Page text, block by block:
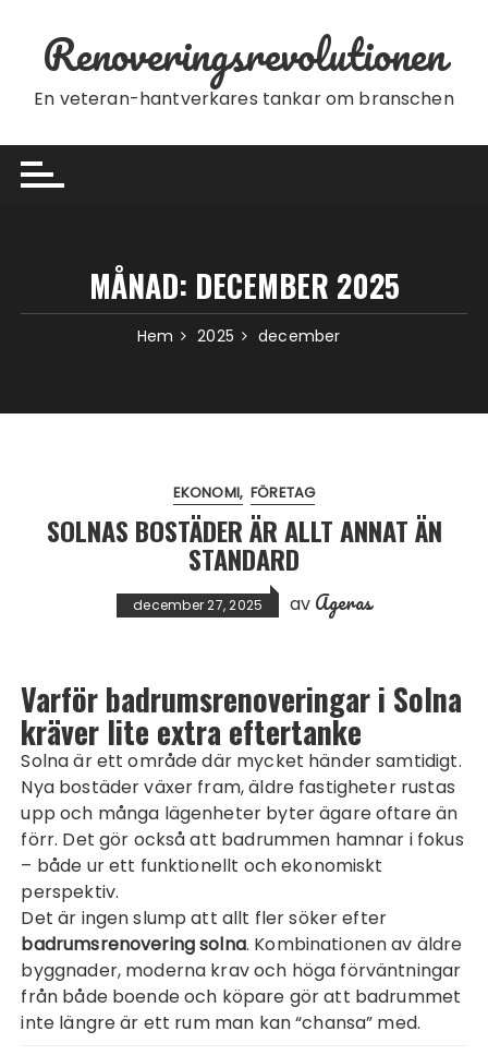
Renoveringsrevolutionen
En veteran-hantverkares tankar om branschen
MÅNAD: DECEMBER 2025
Hem 2025 december
EKONOMI FÖRETAG
SOLNAS BOSTÄDER ÄR ALLT ANNAT ÄN
STANDARD
december 27, 2025 av Ageras
Varför badrumsrenoveringar i Solna
kräver lite extra eftertanke
Solna är ett område där mycket händer samtidigt.
Nya bostäder växer fram, äldre fastigheter rustas
upp och många lägenheter byter ägare oftare än
förr. Det gör också att badrummen hamnar i fokus
– både ur ett funktionellt och ekonomiskt
perspektiv.
Det är ingen slump att allt fler söker efter
badrumsrenovering solna. Kombinationen av äldre
byggnader, moderna krav och höga förväntningar
från både boende och köpare gör att badrummet
inte längre är ett rum man kan “chansa” med.